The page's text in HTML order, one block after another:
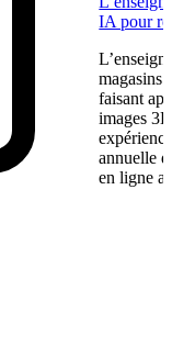
IA pour
magasins
faisant
images
annuelle
en ligne